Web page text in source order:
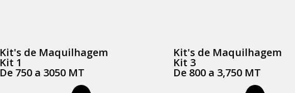
Kit's de Maquilhagem
Kit 1
De 750 a 3050 MT
Kit's de Maquilhagem
Kit 3
De 800 a 3,750 MT